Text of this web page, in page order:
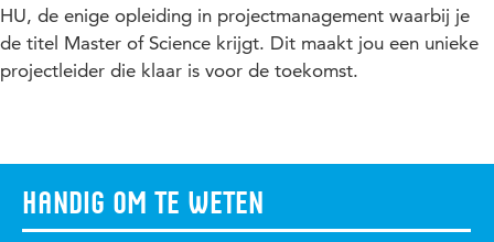
HU, de enige opleiding in projectmanagement waarbij je
de titel Master of Science krijgt. Dit maakt jou een unieke
projectleider die klaar is voor de toekomst.
Handig om te weten